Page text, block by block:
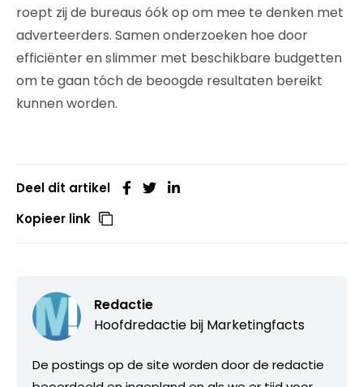
roept zij de bureaus óók op om mee te denken met
adverteerders. Samen onderzoeken hoe door
efficiënter en slimmer met beschikbare budgetten
om te gaan tóch de beoogde resultaten bereikt
kunnen worden.
Deel dit artikel
Kopieer link
Redactie
Hoofdredactie bij Marketingfacts
De postings op de site worden door de redactie